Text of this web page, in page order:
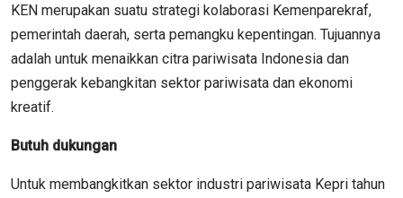
KEN merupakan suatu strategi kolaborasi Kemenparekraf,
pemerintah daerah, serta pemangku kepentingan. Tujuannya
adalah untuk menaikkan citra pariwisata Indonesia dan
penggerak kebangkitan sektor pariwisata dan ekonomi
kreatif.
Butuh dukungan
Untuk membangkitkan sektor industri pariwisata Kepri tahun